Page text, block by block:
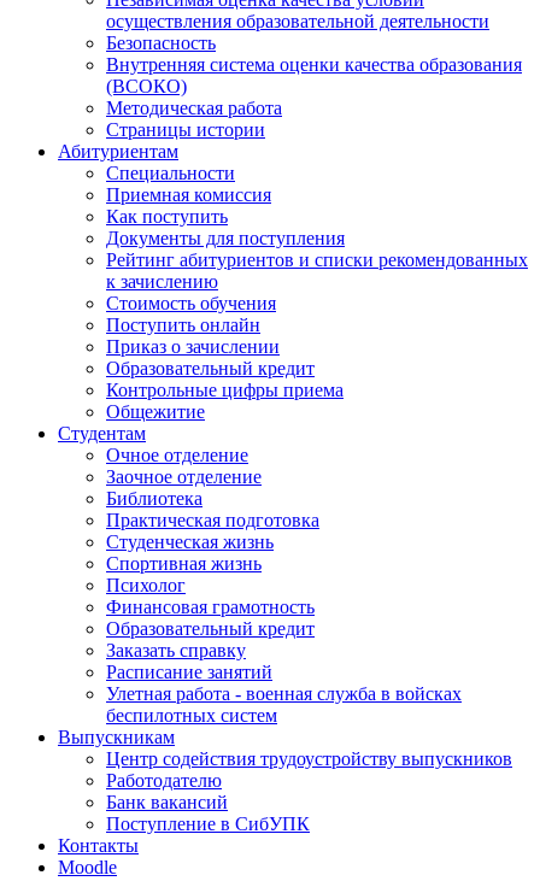
осуществления образовательной деятельности
Безопасность
Внутренняя система оценки качества образования
(ВСОКО)
Методическая работа
Страницы истории
Абитуриентам
Специальности
Приемная комиссия
Как поступить
Документы для поступления
Рейтинг абитуриентов и списки рекомендованных
к зачислению
Стоимость обучения
Поступить онлайн
Приказ о зачислении
Образовательный кредит
Контрольные цифры приема
Общежитие
Студентам
Очное отделение
Заочное отделение
Библиотека
Практическая подготовка
Студенческая жизнь
Спортивная жизнь
Психолог
Финансовая грамотность
Образовательный кредит
Заказать справку
Расписание занятий
Улетная работа - военная служба в войсках
беспилотных систем
Выпускникам
Центр содействия трудоустройству выпускников
Работодателю
Банк вакансий
Поступление в СибУПК
Контакты
Moodle